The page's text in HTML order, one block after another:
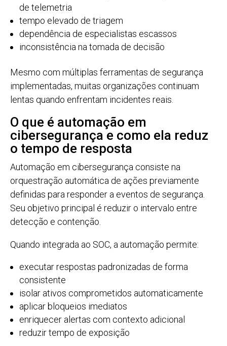
de telemetria
tempo elevado de triagem
dependência de especialistas escassos
inconsistência na tomada de decisão
Mesmo com múltiplas ferramentas de segurança
implementadas, muitas organizações continuam
lentas quando enfrentam incidentes reais.
O que é automação em
cibersegurança e como ela reduz
o tempo de resposta
Automação em cibersegurança consiste na
orquestração automática de ações previamente
definidas para responder a eventos de segurança.
Seu objetivo principal é reduzir o intervalo entre
detecção e contenção.
Quando integrada ao SOC, a automação permite:
executar respostas padronizadas de forma
consistente
isolar ativos comprometidos automaticamente
aplicar bloqueios imediatos
enriquecer alertas com contexto adicional
reduzir tempo de exposição